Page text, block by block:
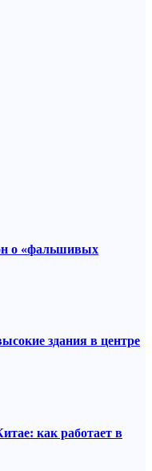
о «фальшивых
здания в центре
как работает в